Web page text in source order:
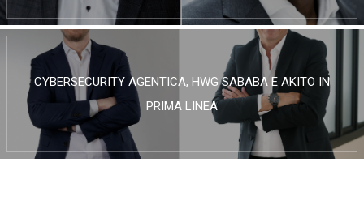
CYBERSECURITY AGENTICA, HWG SABABA E AKITO IN
PRIMA LINEA